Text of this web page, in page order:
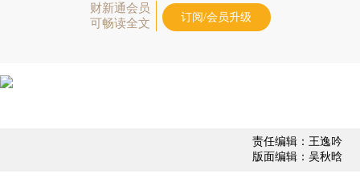
财新通会员
可畅读全文
订阅/会员升级
责任编辑：王逸吟
版面编辑：吴秋晗